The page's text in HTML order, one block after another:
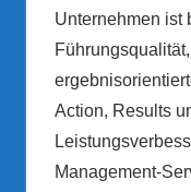
Unternehmen ist
Action, Results
Management-